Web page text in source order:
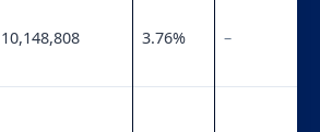
10,148,808 3.76% –